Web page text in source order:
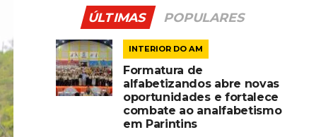
ÚLTIMAS POPULARES
INTERIOR DO AM
Formatura de
alfabetizandos abre novas
oportunidades e fortalece
combate ao analfabetismo
em Parintins